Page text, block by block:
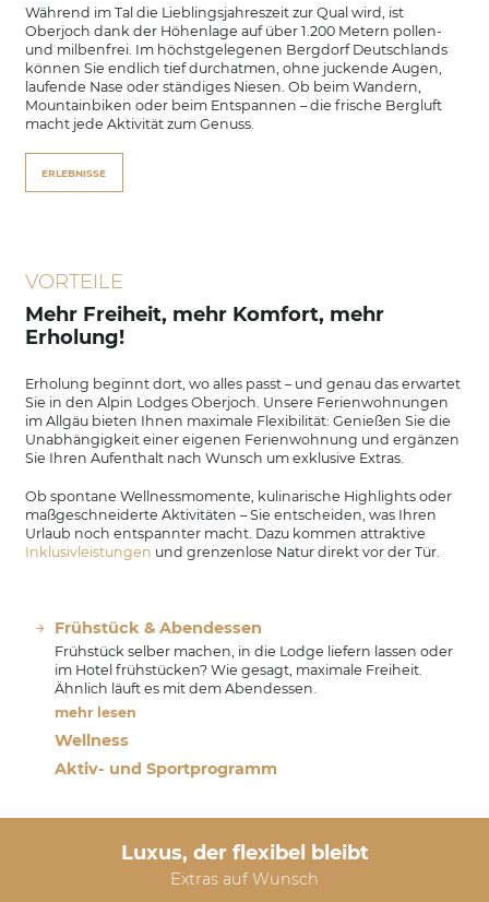
Während im Tal die Lieblingsjahreszeit zur Qual wird, ist
Oberjoch dank der Höhenlage auf über 1.200 Metern pollen-
und milbenfrei. Im höchstgelegenen Bergdorf Deutschlands
können Sie endlich tief durchatmen, ohne juckende Augen,
laufende Nase oder ständiges Niesen. Ob beim Wandern,
Mountainbiken oder beim Entspannen – die frische Bergluft
macht jede Aktivität zum Genuss.
ERLEBNISSE
VORTEILE
Mehr Freiheit, mehr Komfort, mehr
Erholung!
Erholung beginnt dort, wo alles passt – und genau das erwartet
Sie in den Alpin Lodges Oberjoch. Unsere Ferienwohnungen
im Allgäu bieten Ihnen maximale Flexibilität: Genießen Sie die
Unabhängigkeit einer eigenen Ferienwohnung und ergänzen
Sie Ihren Aufenthalt nach Wunsch um exklusive Extras.
Ob spontane Wellnessmomente, kulinarische Highlights oder
maßgeschneiderte Aktivitäten – Sie entscheiden, was Ihren
Urlaub noch entspannter macht. Dazu kommen attraktive
Inklusivleistungen und grenzenlose Natur direkt vor der Tür.
Frühstück & Abendessen
Frühstück selber machen, in die Lodge liefern lassen oder
im Hotel frühstücken? Wie gesagt, maximale Freiheit.
Ähnlich läuft es mit dem Abendessen.
mehr lesen
Wellness
Aktiv- und Sportprogramm
Luxus, der flexibel bleibt
Extras auf Wunsch